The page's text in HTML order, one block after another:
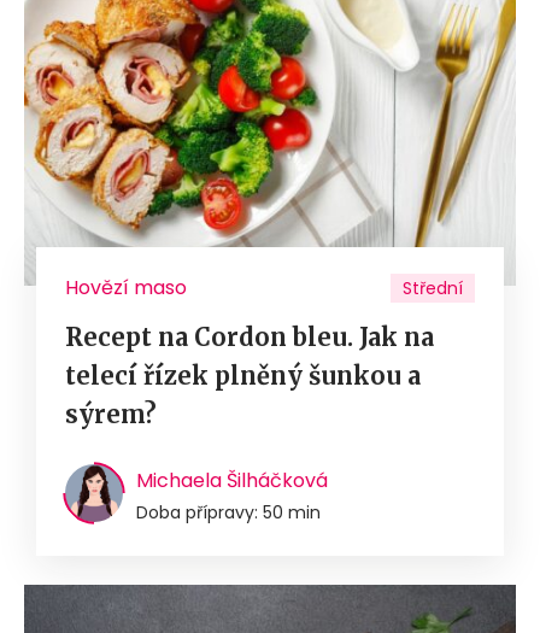
Hovězí maso Střední
Recept na Cordon bleu. Jak na
telecí řízek plněný šunkou a
sýrem?
Michaela Šilháčková
Doba přípravy: 50 min